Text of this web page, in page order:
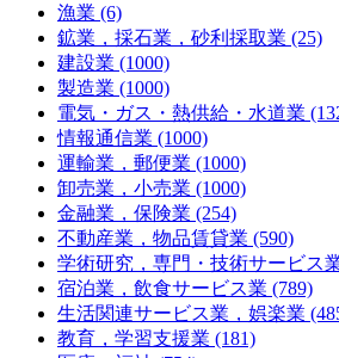
漁業 (6)
鉱業，採石業，砂利採取業 (25)
建設業 (1000)
製造業 (1000)
電気・ガス・熱供給・水道業
情報通信業 (1000)
運輸業，郵便業 (1000)
卸売業，小売業 (1000)
金融業，保険業 (254)
不動産業，物品賃貸業 (590)
学術研究，専門・技術サービス
宿泊業，飲食サービス業 (789)
生活関連サービス業，娯楽業
教育，学習支援業 (181)